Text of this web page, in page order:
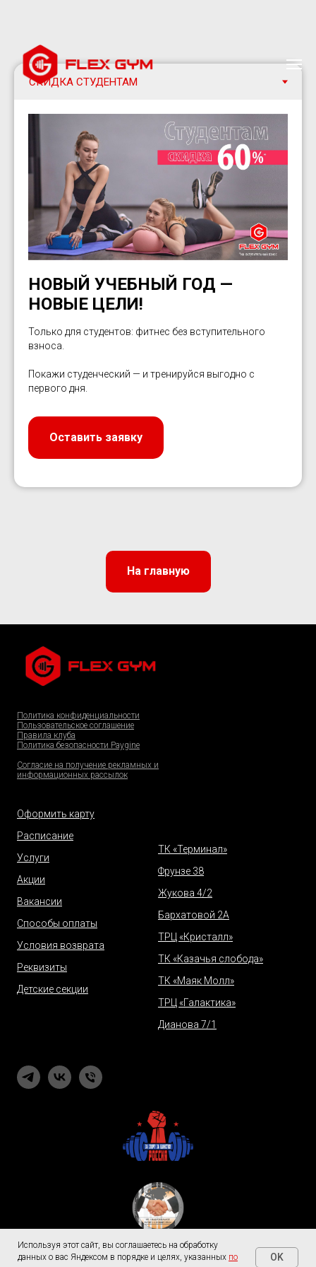
Используя этот сайт, вы соглашаетесь на обработку
данных о вас Яндексом в порядке и целях, указанных по
OK
НОВЫЙ УЧЕБНЫЙ ГОД —
НОВЫЕ ЦЕЛИ!
Только для студентов: фитнес без вступительного
взноса.
Покажи студенческий — и тренируйся выгодно с
первого дня.
Оставить заявку
На главную
Политика конфиденциальности
Пользовательское соглашение
Правила клуба
Политика безопасности Paygine
Согласие на получение рекламных и
информационных рассылок
Оформить карту
Расписание
Услуги
Акции
Вакансии
Способы оплаты
Условия возврата
Реквизиты
Детские секции
ТК «Терминал»
Фрунзе 38
Жукова 4/2
Бархатовой 2А
ТРЦ «Кристалл»
ТК «Казачья слобода»
ТК «Маяк Молл»
ТРЦ «Галактика»
Дианова 7/1